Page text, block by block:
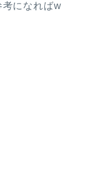
になればw